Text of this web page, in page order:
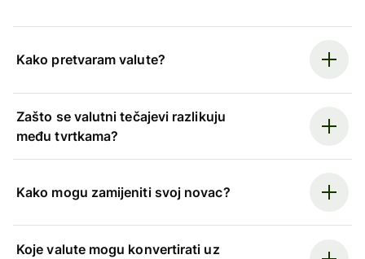
Kako pretvaram valute?
Zašto se valutni tečajevi razlikuju
među tvrtkama?
Kako mogu zamijeniti svoj novac?
Koje valute mogu konvertirati uz